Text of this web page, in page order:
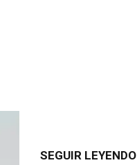
SEGUIR LEYENDO